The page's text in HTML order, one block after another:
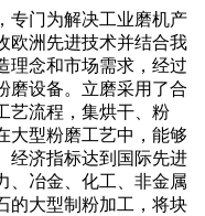
专门为解决工业磨机产
欧洲先进技术并结合我
理念和市场需求，经过
磨设备。立磨采用了合
艺流程，集烘干、粉
大型粉磨工艺中，能够
经济指标达到国际先进
、冶金、化工、非金属
的大型制粉加工，将块